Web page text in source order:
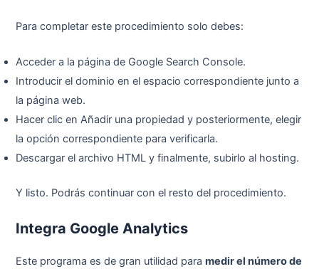
Para completar este procedimiento solo debes:
Acceder a la página de Google Search Console.
Introducir el dominio en el espacio correspondiente junto a
la página web.
Hacer clic en Añadir una propiedad y posteriormente, elegir
la opción correspondiente para verificarla.
Descargar el archivo HTML y finalmente, subirlo al hosting.
Y listo. Podrás continuar con el resto del procedimiento.
Integra Google Analytics
Este programa es de gran utilidad paramedir el número de